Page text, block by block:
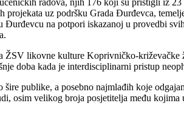
uz podršku Grada Đurđevca,
Đurđevcu na potpori iskazanoj u provedbi
ŽSV likovne kulture Koprivničko-
doba kada je interdisciplinarni pristup
publike, a posebno najmlađih koje
osim velikog broja posjetitelja među